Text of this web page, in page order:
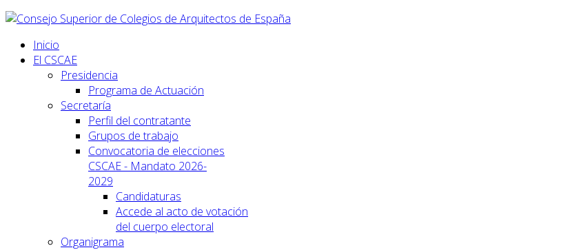
Inicio
El CSCAE
Presidencia
Programa de Actuación
Secretaría
Perfil del contratante
Grupos de trabajo
Convocatoria de elecciones
CSCAE - Mandato 2026-
2029
Candidaturas
Accede al acto de votación
del cuerpo electoral
Organigrama